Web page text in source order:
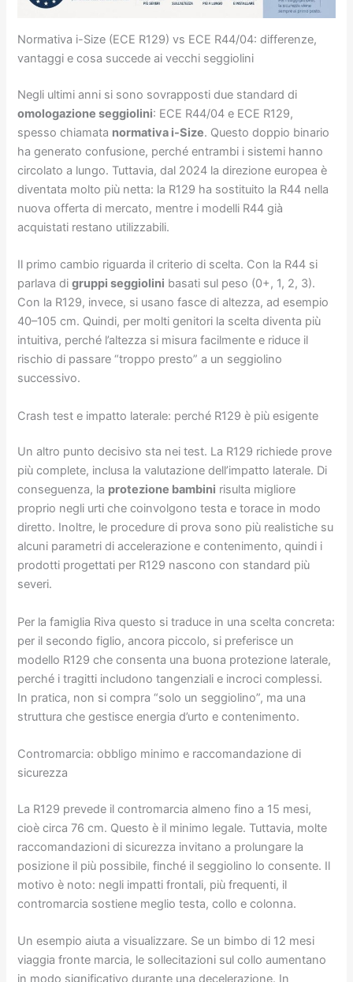
Normativa i-Size (ECE R129) vs ECE R44/04: differenze,
vantaggi e cosa succede ai vecchi seggiolini
Negli ultimi anni si sono sovrapposti due standard di
omologazione seggiolini: ECE R44/04 e ECE R129,
spesso chiamata normativa i-Size. Questo doppio binario
ha generato confusione, perché entrambi i sistemi hanno
circolato a lungo. Tuttavia, dal 2024 la direzione europea è
diventata molto più netta: la R129 ha sostituito la R44 nella
nuova offerta di mercato, mentre i modelli R44 già
acquistati restano utilizzabili.
Il primo cambio riguarda il criterio di scelta. Con la R44 si
parlava digruppi seggiolini basati sul peso (0+, 1, 2, 3).
Con la R129, invece, si usano fasce di altezza, ad esempio
40–105 cm. Quindi, per molti genitori la scelta diventa più
intuitiva, perché l’altezza si misura facilmente e riduce il
rischio di passare “troppo presto” a un seggiolino
successivo.
Crash test e impatto laterale: perché R129 è più esigente
Un altro punto decisivo sta nei test. La R129 richiede prove
più complete, inclusa la valutazione dell’impatto laterale. Di
conseguenza, la protezione bambini risulta migliore
proprio negli urti che coinvolgono testa e torace in modo
diretto. Inoltre, le procedure di prova sono più realistiche su
alcuni parametri di accelerazione e contenimento, quindi i
prodotti progettati per R129 nascono con standard più
severi.
Per la famiglia Riva questo si traduce in una scelta concreta:
per il secondo figlio, ancora piccolo, si preferisce un
modello R129 che consenta una buona protezione laterale,
perché i tragitti includono tangenziali e incroci complessi.
In pratica, non si compra “solo un seggiolino”, ma una
struttura che gestisce energia d’urto e contenimento.
Contromarcia: obbligo minimo e raccomandazione di
sicurezza
La R129 prevede il contromarcia almeno fino a 15 mesi,
cioè circa 76 cm. Questo è il minimo legale. Tuttavia, molte
raccomandazioni di sicurezza invitano a prolungare la
posizione il più possibile, finché il seggiolino lo consente. Il
motivo è noto: negli impatti frontali, più frequenti, il
contromarcia sostiene meglio testa, collo e colonna.
Un esempio aiuta a visualizzare. Se un bimbo di 12 mesi
viaggia fronte marcia, le sollecitazioni sul collo aumentano
in modo significativo durante una decelerazione. In